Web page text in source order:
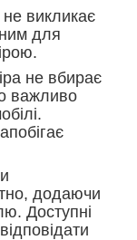
викликає
для
не вбирає
важливо
додаючи
Доступні